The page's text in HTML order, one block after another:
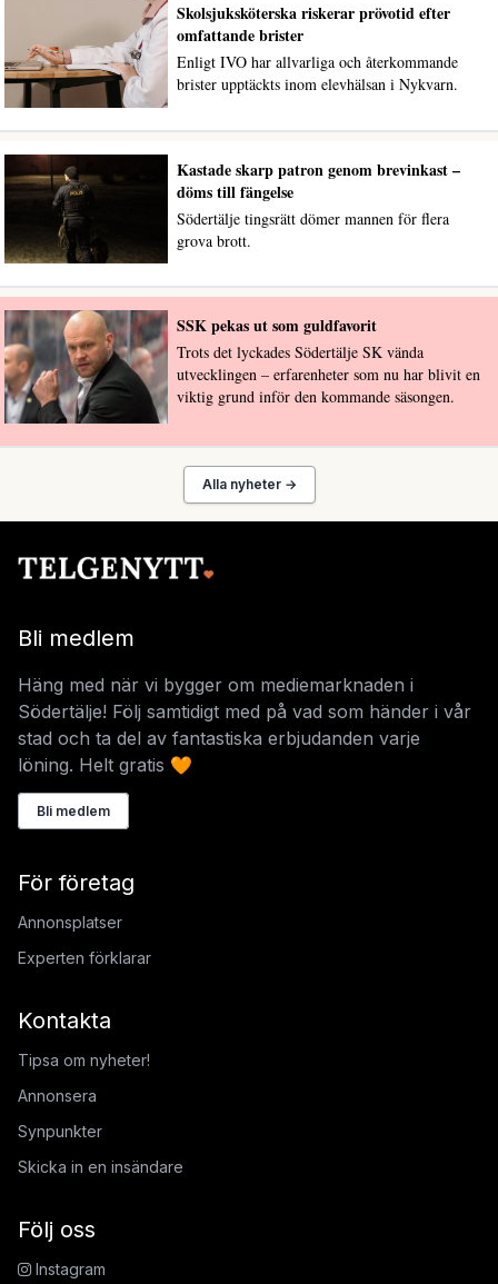
Skolsjuksköterska riskerar prövotid efter
omfattande brister
Enligt IVO har allvarliga och återkommande
brister upptäckts inom elevhälsan i Nykvarn.
Kastade skarp patron genom brevinkast –
döms till fängelse
Södertälje tingsrätt dömer mannen för flera
grova brott.
SSK pekas ut som guldfavorit
Trots det lyckades Södertälje SK vända
utvecklingen – erfarenheter som nu har blivit en
viktig grund inför den kommande säsongen.
Alla nyheter →
Bli medlem
Häng med när vi bygger om mediemarknaden i
Södertälje! Följ samtidigt med på vad som händer i vår
stad och ta del av fantastiska erbjudanden varje
löning. Helt gratis 🧡
Bli medlem
För företag
Annonsplatser
Experten förklarar
Kontakta
Tipsa om nyheter!
Annonsera
Synpunkter
Skicka in en insändare
Följ oss
Instagram